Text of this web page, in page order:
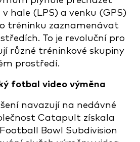
hale (LPS) a venku (GPS)
tréninku zaznamenávat
To je revoluční pro
různé tréninkové skupiny
prostředí.
fotbal video výměna
navazují na nedávné
Catapult získala
Bowl Subdivision